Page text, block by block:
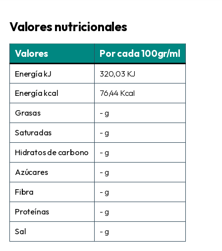
Valores nutricionales
Valores Por cada 100gr/ml
Energía kJ
320,03 KJ
Energía kcal
76,44 Kcal
Grasas
- g
Saturadas
- g
Hidratos de carbono
- g
Azúcares
- g
Fibra
- g
Proteínas
- g
Sal
- g